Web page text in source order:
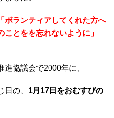
ボランティアしてくれた方へ
とをを忘れないように」
協議会で2000年に、
の、 1月17日をおむすびの